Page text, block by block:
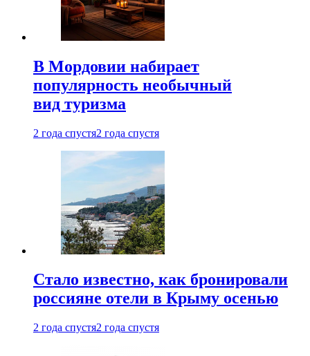
В Мордовии набирает
популярность необычный
вид туризма
2 года спустя2 года спустя
Стало известно, как бронировали
россияне отели в Крыму осенью
2 года спустя2 года спустя